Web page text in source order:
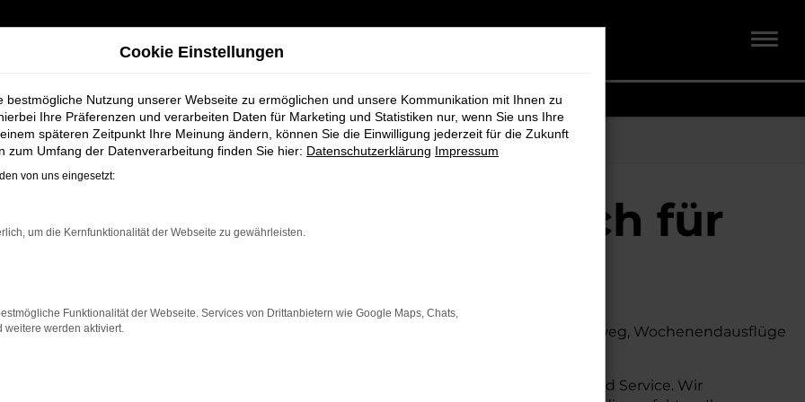
Syke
bei Schmidt + Koch für
ein zuverlässiges und modernes Fahrzeug suchen. Ob für den täglichen Arbeitsweg, Wochenendausflüge
und modernes Design, das sowohl in der Stadt als auch auf dem Land glänzt.
einer breiten Auswahl an Škoda Fahrzeugen auch umfassende Beratung und Service. Wir
Cookie Einstellungen
bestmögliche Nutzung unserer Webseite zu ermöglichen und unsere Kommunikation mit Ihnen zu
Ihre Präferenzen und verarbeiten Daten für Marketing und Statistiken nur, wenn Sie uns Ihre
späteren Zeitpunkt Ihre Meinung ändern, können Sie die Einwilligung jederzeit für die Zukunft
zum Umfang der Datenverarbeitung finden Sie hier: Datenschutzerklärung Impressum
von uns eingesetzt:
um die Kernfunktionalität der Webseite zu gewährleisten.
Funktionalität der Webseite. Services von Drittanbietern wie Google Maps, Chats,
weitere werden aktiviert.